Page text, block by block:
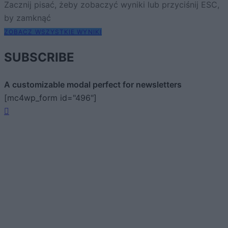
Zacznij pisać, żeby zobaczyć wyniki lub przyciśnij ESC,
by zamknąć
ZOBACZ WSZYSTKIE WYNIKI
SUBSCRIBE
A customizable modal perfect for newsletters
[mc4wp_form id="496"]